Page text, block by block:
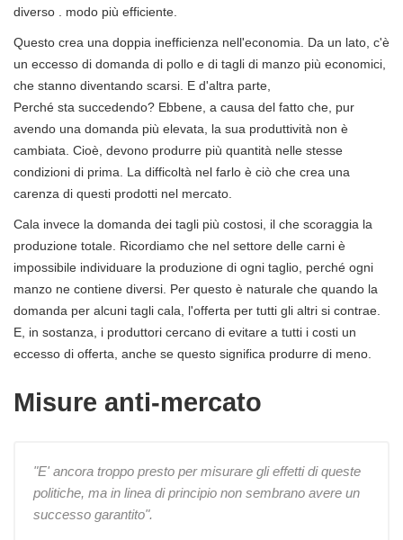
diverso . modo più efficiente.
Questo crea una doppia inefficienza nell'economia. Da un lato, c'è
un eccesso di domanda di pollo e di tagli di manzo più economici,
che stanno diventando scarsi. E d'altra parte,
Perché sta succedendo? Ebbene, a causa del fatto che, pur
avendo una domanda più elevata, la sua produttività non è
cambiata. Cioè, devono produrre più quantità nelle stesse
condizioni di prima. La difficoltà nel farlo è ciò che crea una
carenza di questi prodotti nel mercato.
Cala invece la domanda dei tagli più costosi, il che scoraggia la
produzione totale. Ricordiamo che nel settore delle carni è
impossibile individuare la produzione di ogni taglio, perché ogni
manzo ne contiene diversi. Per questo è naturale che quando la
domanda per alcuni tagli cala, l'offerta per tutti gli altri si contrae.
E, in sostanza, i produttori cercano di evitare a tutti i costi un
eccesso di offerta, anche se questo significa produrre di meno.
Misure anti-mercato
"E' ancora troppo presto per misurare gli effetti di queste
politiche, ma in linea di principio non sembrano avere un
successo garantito".